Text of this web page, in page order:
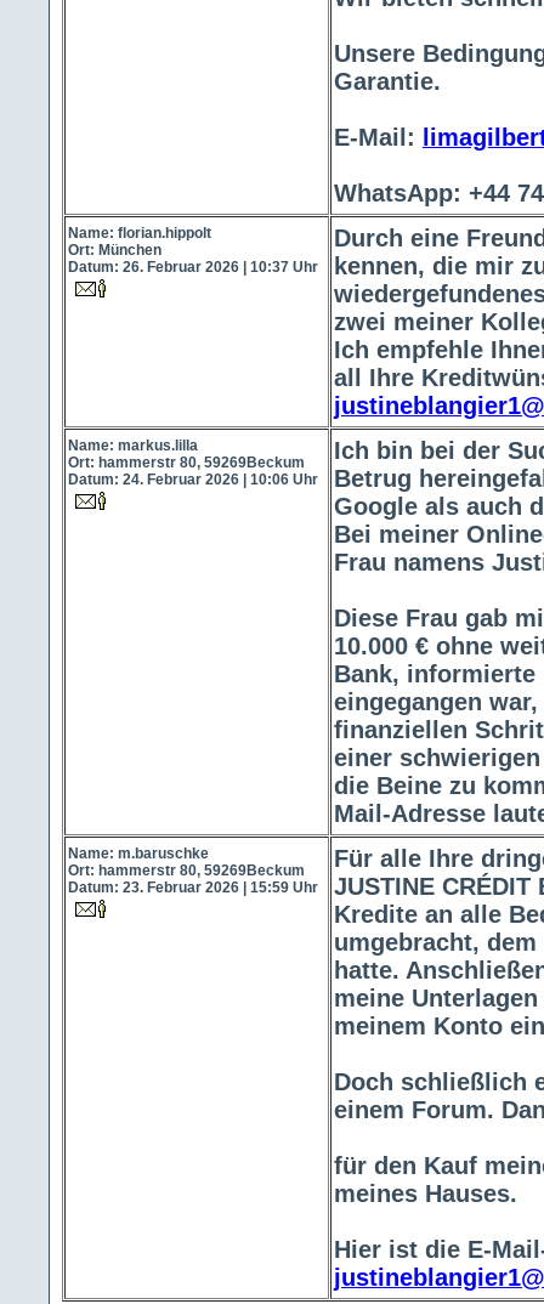
Unsere
Garantie.
E-Mail:
WhatsApp: +44
Name: florian.hippolt
Ort: München
Datum: 26. Februar 2026 | 10:37 Uhr
Durch eine
kennen, die mir
zwei meiner
Ich empfehle
all Ihre
Name: markus.lilla
Ort: hammerstr 80, 59269Beckum
Datum: 24. Februar 2026 | 10:06 Uhr
Ich bin bei der
Betrug
Google als auch
Bei meiner
Frau namens
Diese Frau gab
10.000 € ohne
Bank, informierte
eingegangen
finanziellen
einer
die Beine zu
Mail-Adresse
Name: m.baruschke
Ort: hammerstr 80, 59269Beckum
Datum: 23. Februar 2026 | 15:59 Uhr
Für alle Ihre
JUSTINE
Kredite an alle
umgebracht,
hatte.
meine
meinem Konto
Doch schließlich
einem Forum.
für den Kauf
meines Hauses.
Hier ist die E-